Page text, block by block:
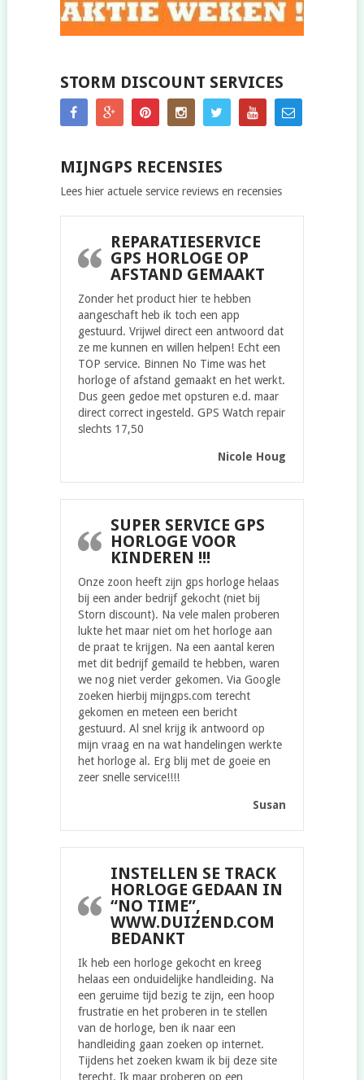
STORM DISCOUNT SERVICES
MIJNGPS RECENSIES
Lees hier actuele service reviews en recensies
REPARATIESERVICE
GPS HORLOGE OP
AFSTAND GEMAAKT
Zonder het product hier te hebben
aangeschaft heb ik toch een app
gestuurd. Vrijwel direct een antwoord dat
ze me kunnen en willen helpen! Echt een
TOP service. Binnen No Time was het
horloge of afstand gemaakt en het werkt.
Dus geen gedoe met opsturen e.d. maar
direct correct ingesteld. GPS Watch repair
slechts 17,50
Nicole Houg
SUPER SERVICE GPS
HORLOGE VOOR
KINDEREN !!!
Onze zoon heeft zijn gps horloge helaas
bij een ander bedrijf gekocht (niet bij
Storn discount). Na vele malen proberen
lukte het maar niet om het horloge aan
de praat te krijgen. Na een aantal keren
met dit bedrijf gemaild te hebben, waren
we nog niet verder gekomen. Via Google
zoeken hierbij mijngps.com terecht
gekomen en meteen een bericht
gestuurd. Al snel krijg ik antwoord op
mijn vraag en na wat handelingen werkte
het horloge al. Erg blij met de goeie en
zeer snelle service!!!!
Susan
INSTELLEN SE TRACK
HORLOGE GEDAAN IN
“NO TIME”,
WWW.DUIZEND.COM
BEDANKT
Ik heb een horloge gekocht en kreeg
helaas een onduidelijke handleiding. Na
een geruime tijd bezig te zijn, een hoop
frustratie en het proberen in te stellen
van de horloge, ben ik naar een
handleiding gaan zoeken op internet.
Tijdens het zoeken kwam ik bij deze site
terecht. Ik maar proberen op een